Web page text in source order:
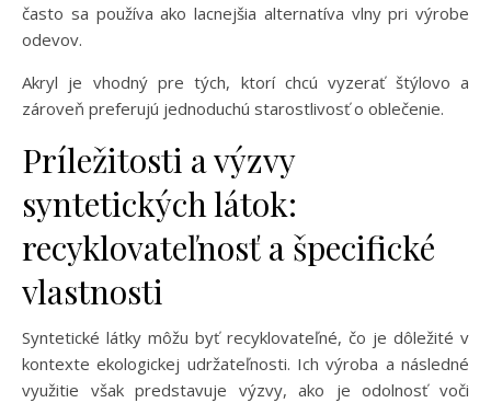
často sa používa ako lacnejšia alternatíva vlny pri výrobe
odevov.
Akryl je vhodný pre tých, ktorí chcú vyzerať štýlovo a
zároveň preferujú jednoduchú starostlivosť o oblečenie.
Príležitosti a výzvy
syntetických látok:
recyklovateľnosť a špecifické
vlastnosti
Syntetické látky môžu byť recyklovateľné, čo je dôležité v
kontexte ekologickej udržateľnosti. Ich výroba a následné
využitie však predstavuje výzvy, ako je odolnosť voči